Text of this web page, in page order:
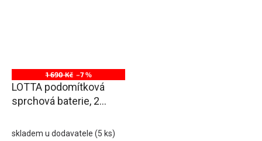
1 690 Kč –7 %
LOTTA podomítková
sprchová baterie, 2
skladem u dodavatele (5 ks)